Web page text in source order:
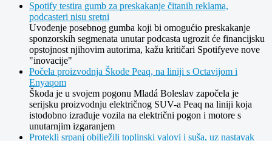
Spotify testira gumb za preskakanje čitanih reklama,
podcasteri nisu sretni
Uvođenje posebnog gumba koji bi omogućio preskakanje
sponzorskih segmenata unutar podcasta ugrozit će financijsku
opstojnost njihovim autorima, kažu kritičari Spotifyeve nove
"inovacije"
Počela proizvodnja Škode Peaq, na liniji s Octavijom i
Enyaqom
Škoda je u svojem pogonu Mladá Boleslav započela je
serijsku proizvodnju električnog SUV-a Peaq na liniji koja
istodobno izrađuje vozila na električni pogon i motore s
unutarnjim izgaranjem
Protekli srpanj obilježili toplinski valovi i suša, uz nastavak